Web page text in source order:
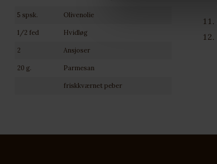
5 spsk. Olivenolie
1/2 fed Hvidløg
2 Ansjoser
20 g. Parmesan
friskkværnet peber